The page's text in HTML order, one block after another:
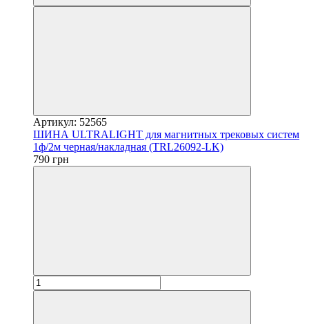
Артикул: 52565
ШИНА ULTRALIGHT для магнитных трековых систем
1ф/2м черная/накладная (TRL26092-LK)
790 грн